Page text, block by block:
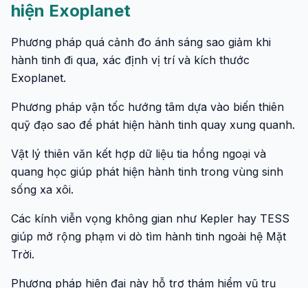
hiện Exoplanet
Phương pháp quá cảnh đo ánh sáng sao giảm khi
hành tinh đi qua, xác định vị trí và kích thước
Exoplanet.
Phương pháp vận tốc hướng tâm dựa vào biến thiên
quỹ đạo sao để phát hiện hành tinh quay xung quanh.
Vật lý thiên văn kết hợp dữ liệu tia hồng ngoại và
quang học giúp phát hiện hành tinh trong vùng sinh
sống xa xôi.
Các kính viễn vọng không gian như Kepler hay TESS
giúp mở rộng phạm vi dò tìm hành tinh ngoài hệ Mặt
Trời.
Phương pháp hiện đại này hỗ trợ thám hiểm vũ trụ